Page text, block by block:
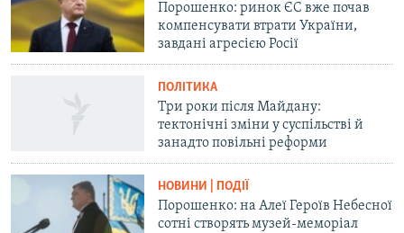
Порошенко: ринок ЄС вже почав
компенсувати втрати України,
завдані агресією Росії
ПОЛІТИКА
Три роки після Майдану:
тектонічні зміни у суспільстві й
занадто повільні реформи
НОВИНИ | ПОДІЇ
Порошенко: на Алеї Героїв Небесної
сотні створять музей-меморіал